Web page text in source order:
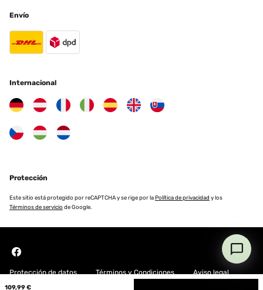
109,99 €
Envío
Internacional
Protección
Este sitio está protegido por reCAPTCHA y se rige por laPolítica de privacidad y los
Términos de servicio de Google.
Protección de datos Términos y Condiciones Aviso legal